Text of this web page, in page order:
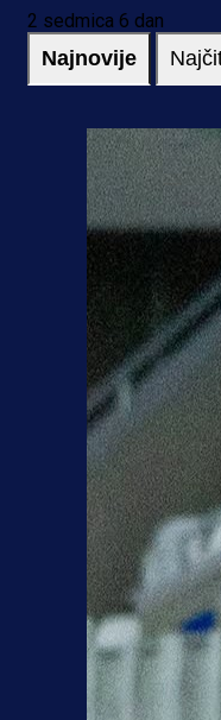
2 sedmica 6 dan
Najnovije